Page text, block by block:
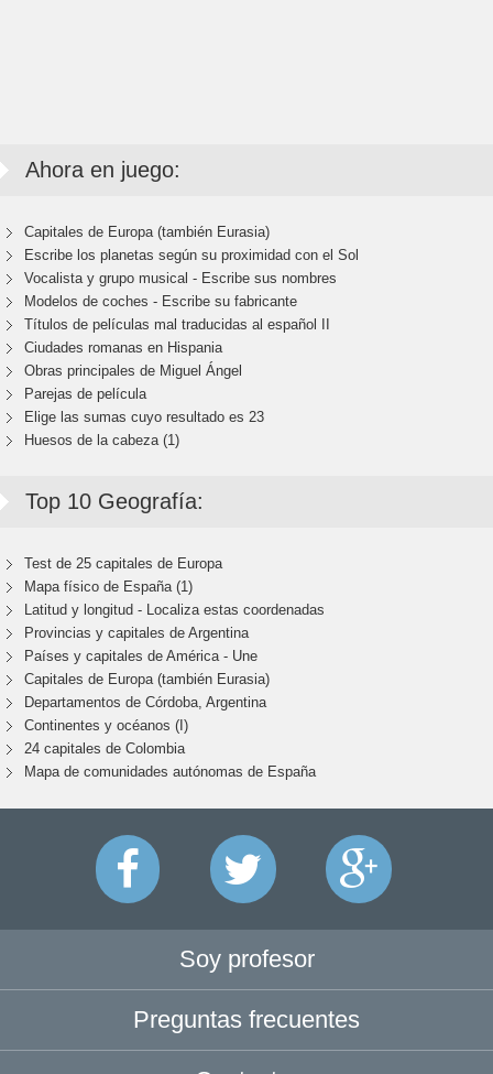
Ahora en juego:
Capitales de Europa (también Eurasia)
Escribe los planetas según su proximidad con el Sol
Vocalista y grupo musical - Escribe sus nombres
Modelos de coches - Escribe su fabricante
Títulos de películas mal traducidas al español II
Ciudades romanas en Hispania
Obras principales de Miguel Ángel
Parejas de película
Elige las sumas cuyo resultado es 23
Huesos de la cabeza (1)
Top 10 Geografía:
Test de 25 capitales de Europa
Mapa físico de España (1)
Latitud y longitud - Localiza estas coordenadas
Provincias y capitales de Argentina
Países y capitales de América - Une
Capitales de Europa (también Eurasia)
Departamentos de Córdoba, Argentina
Continentes y océanos (I)
24 capitales de Colombia
Mapa de comunidades autónomas de España
Soy profesor
Preguntas frecuentes